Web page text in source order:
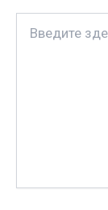
iт
здесь...